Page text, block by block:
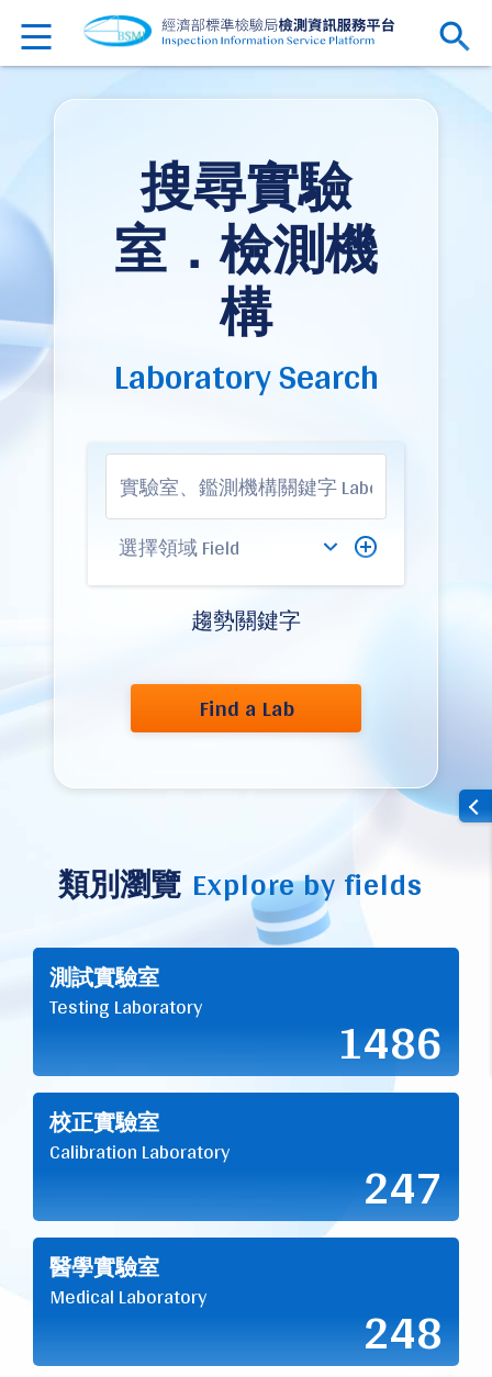
搜尋實驗
室．檢測機
構
Laboratory Search
趨勢關鍵字
Find a Lab
類別瀏覽 Explore by fields
測試實驗室
Testing Laboratory 1486
校正實驗室
Calibration Laboratory 247
醫學實驗室
Medical Laboratory 248